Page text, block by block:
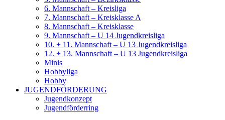
6. Mannschaft – Kreisliga
7. Mannschaft – Kreisklasse A
8. Mannschaft – Kreisklasse
9. Mannschaft – U 14 Jugendkreisliga
10. + 11. Mannschaft – U 13 Jugendkreisliga
12. + 13. Mannschaft – U 13 Jugendkreisliga
Minis
Hobbyliga
Hobby
JUGENDFÖRDERUNG
Jugendkonzept
Jugendförderring